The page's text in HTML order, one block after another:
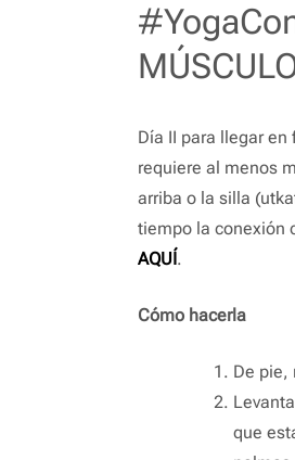
Día II para llegar en
requiere al menos
arriba o la silla
tiempo la conexión
AQUÍ .
Cómo hacerla
De pie,
que